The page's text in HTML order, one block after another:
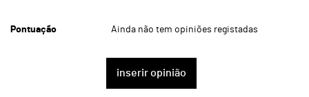
Pontuação Ainda não tem opiniões registadas
inserir opinião